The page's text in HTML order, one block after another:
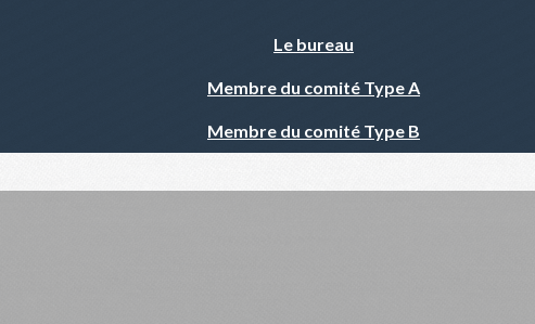
Le bureau
Membre du comité Type A
Membre du comité Type B